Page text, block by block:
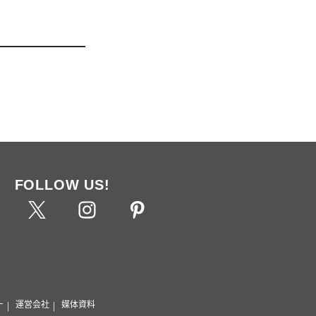
FOLLOW US!
運営会社 媒体資料